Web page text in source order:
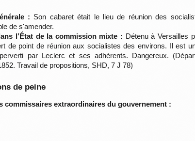
: Son cabaret était le lieu de réunion des
de s'amender.
l’État de la commission mixte : Détenu à Versailles
de point de réunion aux socialistes des environs. Il est
par Leclerc et ses adhérents. Dangereux.
Travail de propositions, SHD, 7 J 78)
de peine
commissaires extraordinaires du gouvernement :